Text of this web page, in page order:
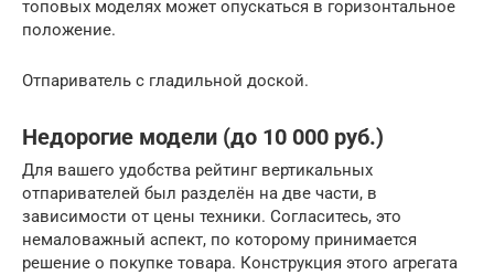
топовых моделях может опускаться в горизонтальное
положение.
Отпариватель с гладильной доской.
Недорогие модели (до 10 000 руб.)
Для вашего удобства рейтинг вертикальных
отпаривателей был разделён на две части, в
зависимости от цены техники. Согласитесь, это
немаловажный аспект, по которому принимается
решение о покупке товара. Конструкция этого агрегата